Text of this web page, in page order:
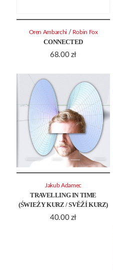
CONNECTED
68.00 zł
Oren Ambarchi / Robin Fox
TRAVELLING IN TIME
(ŚWIEŻY KURZ / SVĚŽÍ KURZ)
40.00 zł
Jakub Adamec